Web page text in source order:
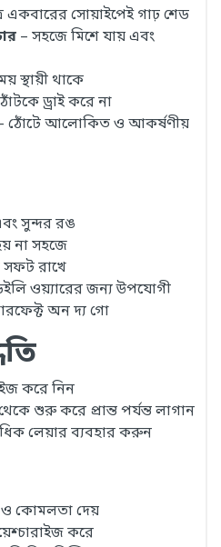
একবারের সোয়াইপেই গাঢ় শেড
– সহজে মিশে যায় এবং
স্থায়ী থাকে
ড্রাই করে না
ঠোঁটে আলোকিত ও আকর্ষণীয়
সুন্দর রঙ
না সহজে
সফট রাখে
ওয়্যারের জন্য উপযোগী
অন দ্য গো
করে নিন
শুরু করে প্রান্ত পর্যন্ত লাগান
লেয়ার ব্যবহার করুন
ও কোমলতা দেয়
করে